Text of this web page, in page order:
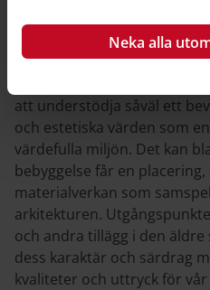
Neka alla
Bevara och utveckla
att understödja såväl ett
och estetiska värden som
värdefulla miljön. Det kan
bebyggelse får en
materialverkan som
arkitekturen.
och andra tillägg i den
dess karaktär och särdrag
kvaliteter och uttryck för